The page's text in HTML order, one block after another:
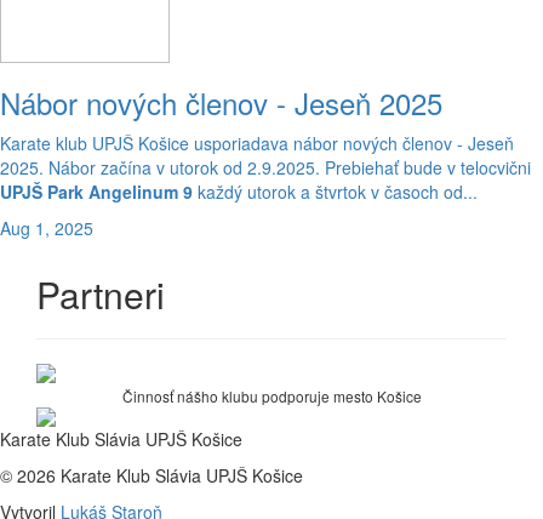
Nábor nových členov - Jeseň 2025
Karate klub UPJŠ Košice usporiadava nábor nových členov - Jeseň
2025. Nábor začína v utorok od 2.9.2025. Prebiehať bude v telocvični
UPJŠ Park Angelinum 9 každý utorok a štvrtok v časoch od...
Aug 1, 2025
Partneri
Činnosť nášho klubu podporuje mesto Košice
Karate Klub Slávia UPJŠ Košice
© 2026 Karate Klub Slávia UPJŠ Košice
Vytvoril Lukáš Staroň